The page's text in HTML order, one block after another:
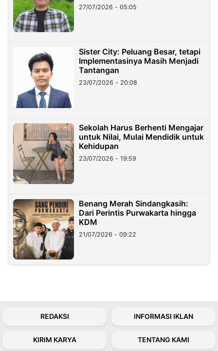
27/07/2026 - 05:05
Sister City: Peluang Besar, tetapi
Implementasinya Masih Menjadi
Tantangan
23/07/2026 - 20:08
Sekolah Harus Berhenti Mengajar
untuk Nilai, Mulai Mendidik untuk
Kehidupan
23/07/2026 - 19:59
Benang Merah Sindangkasih:
Dari Perintis Purwakarta hingga
KDM
21/07/2026 - 09:22
REDAKSI INFORMASI IKLAN
KIRIM KARYA TENTANG KAMI